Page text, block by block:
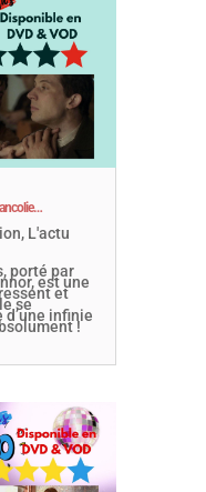
, L'actu
porté par
est une
et
se
infinie
!